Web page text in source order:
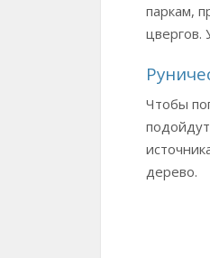
паркам,
цвергов.
Чтобы
дерево.